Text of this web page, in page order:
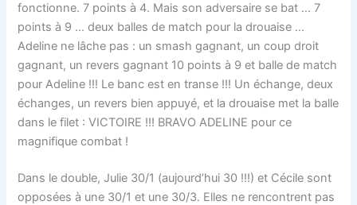
fonctionne. 7 points à 4. Mais son adversaire se bat … 7
points à 9 … deux balles de match pour la drouaise …
Adeline ne lâche pas : un smash gagnant, un coup droit
gagnant, un revers gagnant 10 points à 9 et balle de match
pour Adeline !!! Le banc est en transe !!! Un échange, deux
échanges, un revers bien appuyé, et la drouaise met la balle
dans le filet : VICTOIRE !!! BRAVO ADELINE pour ce
magnifique combat !
Dans le double, Julie 30/1 (aujourd’hui 30 !!!) et Cécile sont
opposées à une 30/1 et une 30/3. Elles ne rencontrent pas